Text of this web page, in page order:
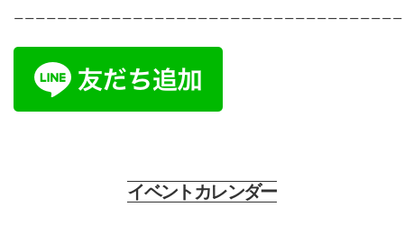
イベントカレンダー